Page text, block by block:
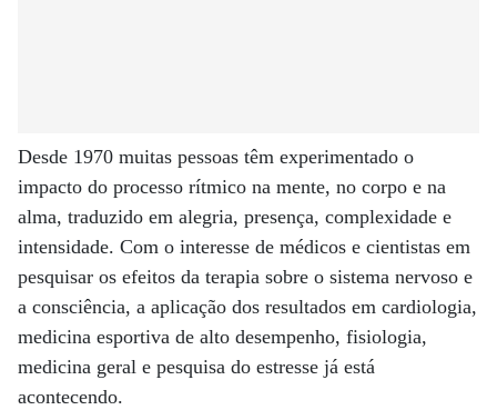
Desde 1970 muitas pessoas têm experimentado o
impacto do processo rítmico na mente, no corpo e na
alma, traduzido em alegria, presença, complexidade e
intensidade. Com o interesse de médicos e cientistas em
pesquisar os efeitos da terapia sobre o sistema nervoso e
a consciência, a aplicação dos resultados em cardiologia,
medicina esportiva de alto desempenho, fisiologia,
medicina geral e pesquisa do estresse já está
acontecendo.